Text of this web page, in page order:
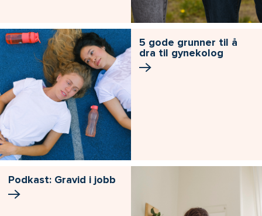
5 gode grunner til å
dra til gynekolog
Podkast: Gravid i jobb